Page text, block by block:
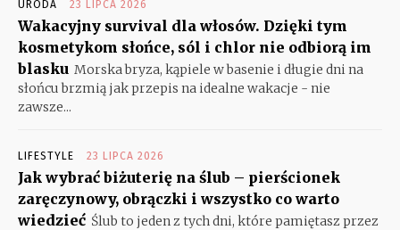
URODA 23 LIPCA 2026
Wakacyjny survival dla włosów. Dzięki tym
kosmetykom słońce, sól i chlor nie odbiorą im
blasku Morska bryza, kąpiele w basenie i długie dni na
słońcu brzmią jak przepis na idealne wakacje - nie
zawsze...
LIFESTYLE 23 LIPCA 2026
Jak wybrać biżuterię na ślub – pierścionek
zaręczynowy, obrączki i wszystko co warto
wiedzieć Ślub to jeden z tych dni, które pamiętasz przez